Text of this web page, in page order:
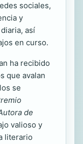
sociales,
y
así
en curso.
ha recibido
que avalan
se
de
valioso y
literario